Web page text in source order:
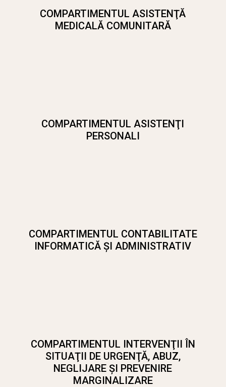
COMPARTIMENTUL ASISTENŢĂ
MEDICALĂ COMUNITARĂ
COMPARTIMENTUL ASISTENŢI
PERSONALI
COMPARTIMENTUL CONTABILITATE
INFORMATICĂ ŞI ADMINISTRATIV
COMPARTIMENTUL INTERVENŢII ÎN
SITUAŢII DE URGENŢĂ, ABUZ,
NEGLIJARE ŞI PREVENIRE
MARGINALIZARE